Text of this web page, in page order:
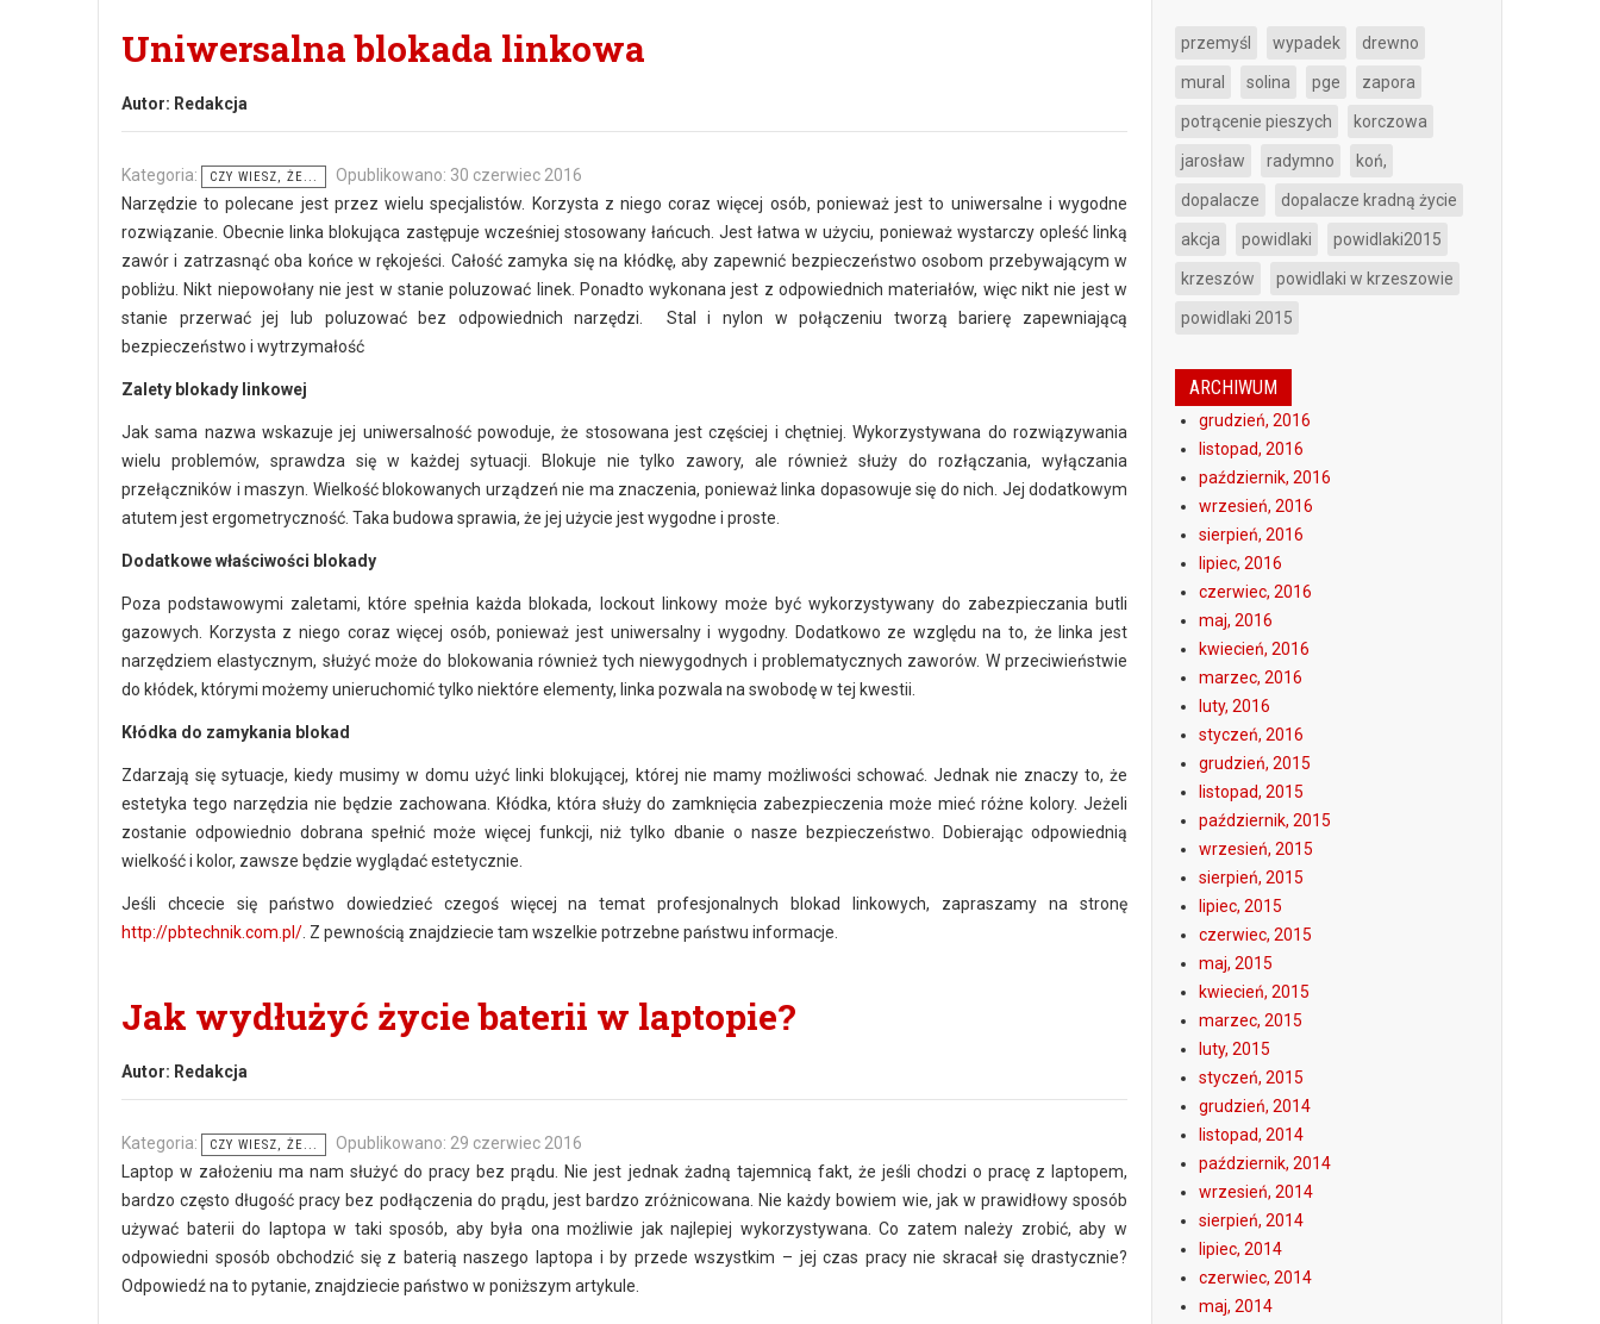
Uniwersalna blokada linkowa
Autor: Redakcja
Kategoria: CZY WIESZ, ŻE...
Opublikowano: 30 czerwiec 2016
Narzędzie to polecane jest przez wielu specjalistów. Korzysta z niego coraz więcej osób, ponieważ jest to uniwersalne i wygodne
rozwiązanie. Obecnie linka blokująca zastępuje wcześniej stosowany łańcuch. Jest łatwa w użyciu, ponieważ wystarczy opleść linką
zawór i zatrzasnąć oba końce w rękojeści. Całość zamyka się na kłódkę, aby zapewnić bezpieczeństwo osobom przebywającym w
pobliżu. Nikt niepowołany nie jest w stanie poluzować linek. Ponadto wykonana jest z odpowiednich materiałów, więc nikt nie jest w
stanie przerwać jej lub poluzować bez odpowiednich narzędzi. Stal i nylon w połączeniu tworzą barierę zapewniającą
bezpieczeństwo i wytrzymałość
Zalety blokady linkowej
Jak sama nazwa wskazuje jej uniwersalność powoduje, że stosowana jest częściej i chętniej. Wykorzystywana do rozwiązywania
wielu problemów, sprawdza się w każdej sytuacji. Blokuje nie tylko zawory, ale również służy do rozłączania, wyłączania
przełączników i maszyn. Wielkość blokowanych urządzeń nie ma znaczenia, ponieważ linka dopasowuje się do nich. Jej dodatkowym
atutem jest ergometryczność. Taka budowa sprawia, że jej użycie jest wygodne i proste.
Dodatkowe właściwości blokady
Poza podstawowymi zaletami, które spełnia każda blokada, lockout linkowy może być wykorzystywany do zabezpieczania butli
gazowych. Korzysta z niego coraz więcej osób, ponieważ jest uniwersalny i wygodny. Dodatkowo ze względu na to, że linka jest
narzędziem elastycznym, służyć może do blokowania również tych niewygodnych i problematycznych zaworów. W przeciwieństwie
do kłódek, którymi możemy unieruchomić tylko niektóre elementy, linka pozwala na swobodę w tej kwestii.
Kłódka do zamykania blokad
Zdarzają się sytuacje, kiedy musimy w domu użyć linki blokującej, której nie mamy możliwości schować. Jednak nie znaczy to, że
estetyka tego narzędzia nie będzie zachowana. Kłódka, która służy do zamknięcia zabezpieczenia może mieć różne kolory. Jeżeli
zostanie odpowiednio dobrana spełnić może więcej funkcji, niż tylko dbanie o nasze bezpieczeństwo. Dobierając odpowiednią
wielkość i kolor, zawsze będzie wyglądać estetycznie.
Jeśli chcecie się państwo dowiedzieć czegoś więcej na temat profesjonalnych blokad linkowych, zapraszamy na stronę
http://pbtechnik.com.pl/ . Z pewnością znajdziecie tam wszelkie potrzebne państwu informacje.
Jak wydłużyć życie baterii w laptopie?
Autor: Redakcja
Kategoria: CZY WIESZ, ŻE...
Opublikowano: 29 czerwiec 2016
Laptop w założeniu ma nam służyć do pracy bez prądu. Nie jest jednak żadną tajemnicą fakt, że jeśli chodzi o pracę z laptopem,
bardzo często długość pracy bez podłączenia do prądu, jest bardzo zróżnicowana. Nie każdy bowiem wie, jak w prawidłowy sposób
używać baterii do laptopa w taki sposób, aby była ona możliwie jak najlepiej wykorzystywana. Co zatem należy zrobić, aby w
odpowiedni sposób obchodzić się z baterią naszego laptopa i by przede wszystkim – jej czas pracy nie skracał się drastycznie?
Odpowiedź na to pytanie, znajdziecie państwo w poniższym artykule.
przemyśl wypadek drewno
mural solina pge zapora
potrącenie pieszych korczowa
jarosław radymno koń,
dopalacze dopalacze kradną życie
akcja powidlaki powidlaki2015
krzeszów powidlaki w krzeszowie
powidlaki 2015
ARCHIWUM
grudzień, 2016
listopad, 2016
październik, 2016
wrzesień, 2016
sierpień, 2016
lipiec, 2016
czerwiec, 2016
maj, 2016
kwiecień, 2016
marzec, 2016
luty, 2016
styczeń, 2016
grudzień, 2015
listopad, 2015
październik, 2015
wrzesień, 2015
sierpień, 2015
lipiec, 2015
czerwiec, 2015
maj, 2015
kwiecień, 2015
marzec, 2015
luty, 2015
styczeń, 2015
grudzień, 2014
listopad, 2014
październik, 2014
wrzesień, 2014
sierpień, 2014
lipiec, 2014
czerwiec, 2014
maj, 2014